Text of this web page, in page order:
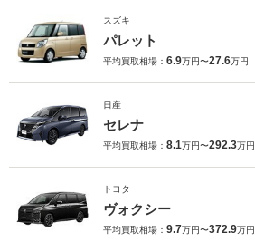
スズキ
パレット
平均買取相場： 6.9万円〜27.6万円
日産
セレナ
平均買取相場： 8.1万円〜292.3万円
トヨタ
ヴォクシー
平均買取相場： 9.7万円〜372.9万円